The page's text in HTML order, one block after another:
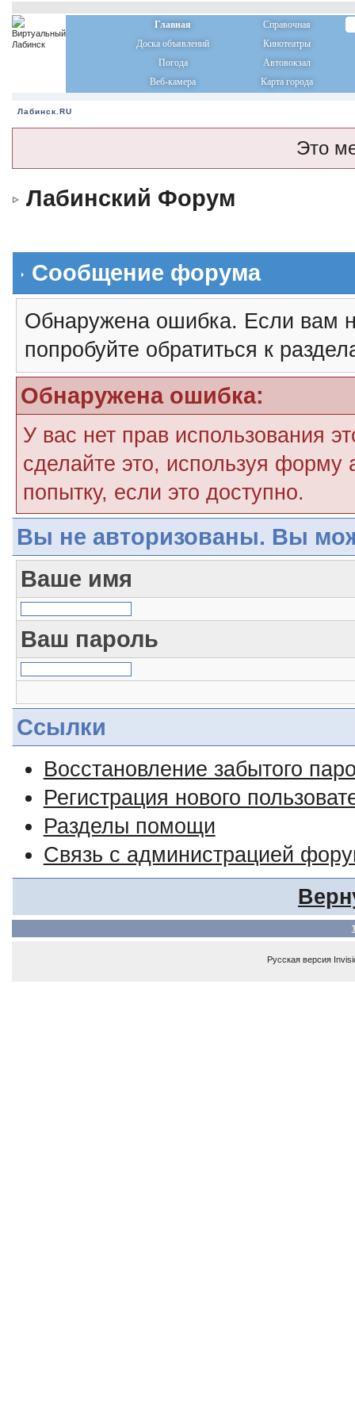
Главная
Справочная
Доска объявлений
Кинотеатры
Погода
Автовокзал
Веб-камера
Карта города
Лабинск.RU
Это
Лабинский Форум
Сообщение форума
Обнаружена ошибка. Если вам
попробуйте обратиться к
Обнаружена ошибка:
У вас нет прав использования
сделайте это, используя форму
попытку, если это доступно.
Вы не авторизованы. Вы
Ваше имя
Ваш пароль
Ссылки
Восстановление забытого
Регистрация нового
Разделы помощи
Связь с администрацией
Русская версия